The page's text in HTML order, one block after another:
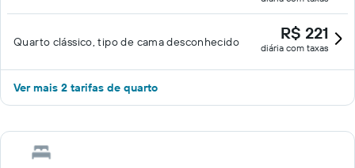
Quarto clássico, tipo de cama desconhecido R$ 221
diária com taxas
Ver mais 2 tarifas de quarto